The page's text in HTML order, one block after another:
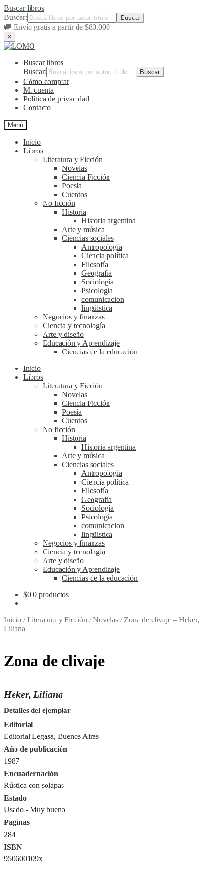
Buscar libros
Buscar:
🚚 Envío gratis a partir de $80.000
×
Ir
navegación
Ir
contenidoBuscar libros
Buscar:
Cómo comprar
Mi cuenta
Política de privacidad
Contacto
Menú
Inicio
Libros
Literatura y Ficción
Novelas
Ciencia Ficción
Poesía
Cuentos
No ficción
Historia
Historia argentina
Arte y música
Ciencias sociales
Antropología
Ciencia política
Filosofía
Geografía
Sociología
Psicologia
comunicacion
lingüistica
Negocios y finanzas
Ciencia y tecnología
Arte y diseño
Educación y Aprendizaje
Ciencias de la educación
Inicio
Libros
Literatura y Ficción
Novelas
Ciencia Ficción
Poesía
Cuentos
No ficción
Historia
Historia argentina
Arte y música
Ciencias sociales
Antropología
Ciencia política
Filosofía
Geografía
Sociología
Psicologia
comunicacion
lingüistica
Negocios y finanzas
Ciencia y tecnología
Arte y diseño
Educación y Aprendizaje
Ciencias de la educación
$0 0 productos
Inicio /Literatura y Ficción /Novelas / Zona de clivaje – Heker,
Liliana
Zona de clivaje
Heker, Liliana
Detalles del ejemplar
Editorial
Editorial Legasa, Buenos Aires
Año de publicación
1987
Encuadernación
Rústica con solapas
Estado
Usado - Muy bueno
Páginas
284
ISBN
950600109x